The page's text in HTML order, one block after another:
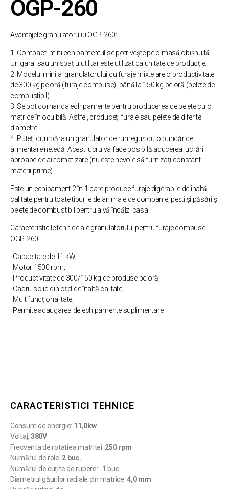
OGP-260
Avantajele granulatorului OGP-260:
1. Compact: mini echipamentul se potrivește pe o masă obișnuită.
Un garaj sau un spațiu utilitar este utilizat ca unitate de producție.
2. Modelul mini al granulatorului cu furaje mixte are o productivitate
de 300 kg pe oră (furaje compuse), până la 150 kg pe oră (pelete de
combustibil).
3. Se pot comanda echipamente pentru producerea de pelete cu o
matrice înlocuibilă. Astfel, produceți furaje sau pelete de diferite
diametre.
4. Puteți cumpăra un granulator de rumeguș cu o buncăr de
alimentare netedă. Acest lucru va face posibilă aducerea lucrării
aproape de automatizare (nu este nevoie să furnizați constant
materii prime).
Este un echipament 2 în 1 care produce furaje digerabile de înaltă
calitate pentru toate tipurile de animale de companie, pești și păsări și
pelete de combustibil pentru a vă încălzi casa.
Caracteristicile tehnice ale granulatorului pentru furaje compuse
OGP-260
· Capacitate de 11 kW;
· Motor 1500 rpm;
· Productivitate de 300/150 kg de produse pe oră;
· Cadru solid din oțel de înaltă calitate;
· Multifuncționalitate;
· Permite adaugarea de echipamente suplimentare.
CARACTERISTICI TEHNICE
Consum de energie: 11,0kw
Voltaj: 380V
Frecventa de rotatiea matritei: 250 rpm
Numărul de role: 2 buc.
Numărul de cuțite de rupere: 1 buc.
Diametrul găurilor radiale din matrice: 4,0 mm